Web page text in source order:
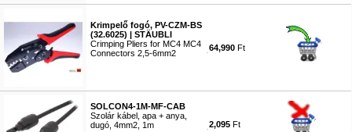
Krimpelő fogó, PV-CZM-BS
(32.6025) | STÄUBLI
Crimping Pliers for MC4 MC4
Connectors 2,5-6mm2
64,990 Ft
SOLCON4-1M-MF-CAB
Szolár kábel, apa + anya,
dugó, 4mm2, 1m
2,095 Ft